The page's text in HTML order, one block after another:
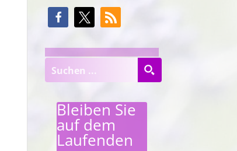
Bleiben Sie
auf dem
Laufenden